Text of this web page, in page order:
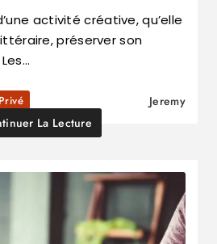
activité créative, qu’elle
préserver son
Jeremy
La Lecture